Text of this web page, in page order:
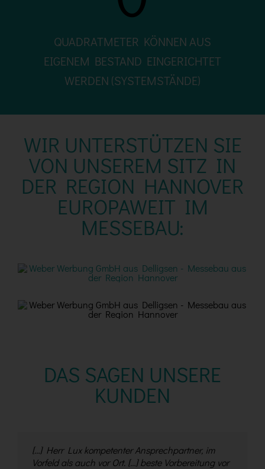
QUADRATMETER KÖNNEN AUS
EIGENEM BESTAND EINGERICHTET
WERDEN (SYSTEMSTÄNDE)
WIR UNTERSTÜTZEN SIE
VON UNSEREM SITZ IN
DER REGION HANNOVER
EUROPAWEIT IM
MESSEBAU:
DAS SAGEN UNSERE
KUNDEN
[…] Herr Lux kompetenter Ansprechpartner, im
Vorfeld als auch vor Ort. […] beste Vorbereitung vor
[…] für die flexible Unterstützung bei der
Vorbereitung der Messeunterlagen und
[…] Wir können Ihnen diesen Standbaupartner
aus eigener Erfahrung wärmstens empfehlen! […]
[…] Wir möchten uns nochmals für die gute
Zusammenarbeit anl. der COSMETICA Hannover